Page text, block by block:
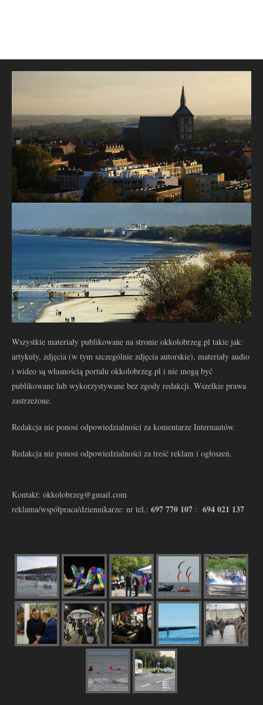
Wszystkie materiały publikowane na stronie okkolobrzeg.pl takie jak:
artykuły, zdjęcia (w tym szczególnie zdjęcia autorskie), materiały audio
i wideo są własnością portalu okkolobrzeg.pl i nie mogą być
publikowane lub wykorzystywane bez zgody redakcji. Wszelkie prawa
zastrzeżone.
Redakcja nie ponosi odpowiedzialności za komentarze Internautów.
Redakcja nie ponosi odpowiedzialności za treść reklam i ogłoszeń.
Kontakt: okkolobrzeg@gmail.com
reklama/współpraca/dziennikarze: nr tel.: 697 770 107 : 694 021 137